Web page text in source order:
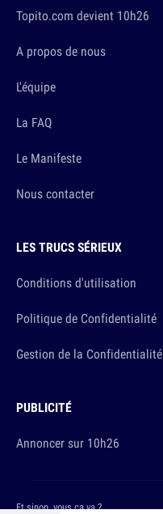
Topito.com devient 10h26
A propos de nous
L'équipe
La FAQ
Le Manifeste
Nous contacter
LES TRUCS SÉRIEUX
Conditions d'utilisation
Politique de Confidentialité
Gestion de la Confidentialité
PUBLICITÉ
Annoncer sur 10h26
Et sinon, vous ça va ?